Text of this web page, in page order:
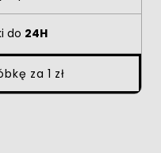
do 24H
za 1 zł